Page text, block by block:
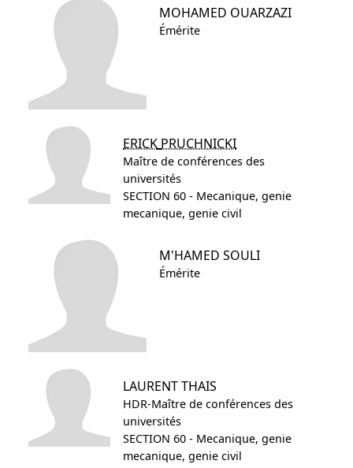
MOHAMED OUARZAZI
Émérite
ERICK PRUCHNICKI
Maître de conférences des
universités
SECTION 60 - Mecanique, genie
mecanique, genie civil
M'HAMED SOULI
Émérite
LAURENTTHAIS
HDR-Maître de conférences des
universités
SECTION 60 - Mecanique, genie
mecanique, genie civil